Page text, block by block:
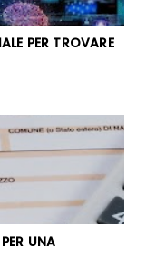
PER TROVARE
UNA